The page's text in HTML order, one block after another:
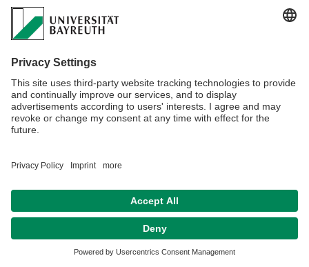
Datenschutz / Disclaimer Impressum Hausordnung
Sitemap
Kontakt
Barrierefreiheitserklärung